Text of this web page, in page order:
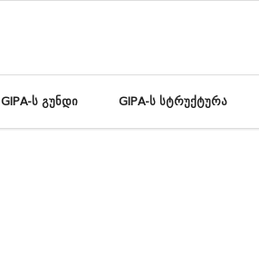
GIPA-ს გუნდი GIPA-ს სტრუქტურა